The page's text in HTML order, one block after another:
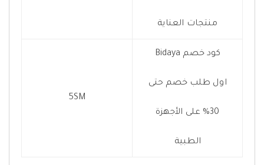
منتجات العناية
كود خصم Bidaya
اول طلب خصم حتى
30% على الأجهزة
الطبية
5SM